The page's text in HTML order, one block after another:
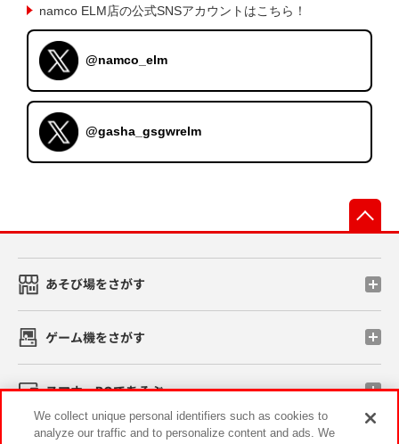
namco ELM店の公式SNSアカウントはこちら！
@namco_elm
@gasha_gsgwrelm
あそび場をさがす
ゲーム機をさがす
スマホ・PCであそぶ
We collect unique personal identifiers such as cookies to
analyze our traffic and to personalize content and ads. We